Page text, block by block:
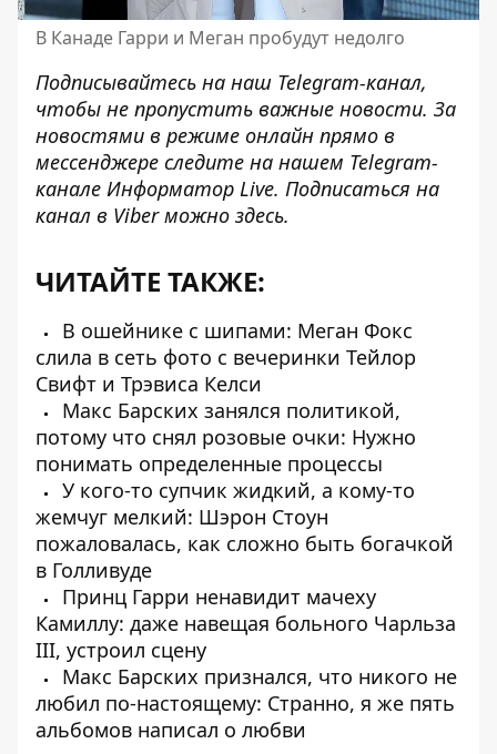
В Канаде Гарри и Меган пробудут недолго
Подписывайтесь на наш Telegram-канал,
чтобы не пропустить важные новости. За
новостями в режиме онлайн прямо в
мессенджере следите на нашем Telegram-
канале Информатор Live. Подписаться на
канал в Viber можно здесь.
ЧИТАЙТЕ ТАКЖЕ:
В ошейнике с шипами: Меган Фокс
слила в сеть фото с вечеринки Тейлор
Свифт и Трэвиса Келси
Макс Барских занялся политикой,
потому что снял розовые очки: Нужно
понимать определенные процессы
У кого-то супчик жидкий, а кому-то
жемчуг мелкий: Шэрон Стоун
пожаловалась, как сложно быть богачкой
в Голливуде
Принц Гарри ненавидит мачеху
Камиллу: даже навещая больного Чарльза
III, устроил сцену
Макс Барских признался, что никого не
любил по-настоящему: Странно, я же пять
альбомов написал о любви